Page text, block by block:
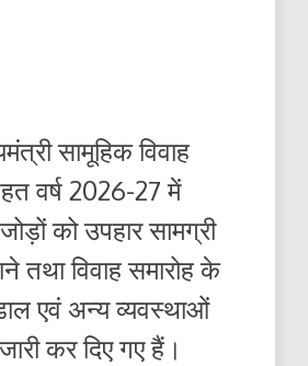
सामूहिक विवाह
वर्ष 2026-27 में
को उपहार सामग्री
तथा विवाह समारोह के
एवं अन्य व्यवस्थाओं
कर दिए गए हैं।